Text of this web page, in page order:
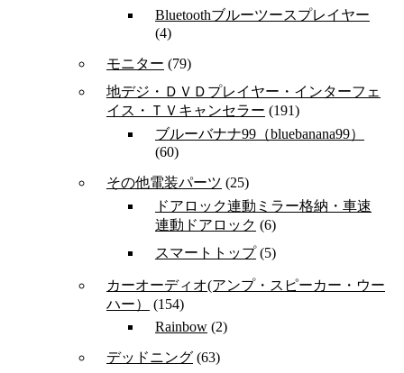
Bluetoothブルーツースプレイヤー
(4)
モニター (79)
地デジ・ＤＶＤプレイヤー・インターフェ
イス・ＴＶキャンセラー (191)
ブルーバナナ99（bluebanana99）
(60)
その他電装パーツ (25)
ドアロック連動ミラー格納・車速
連動ドアロック (6)
スマートトップ(5)
カーオーディオ(アンプ・スピーカー・ウー
ハー）
(154)
Rainbow (2)
デッドニング (63)